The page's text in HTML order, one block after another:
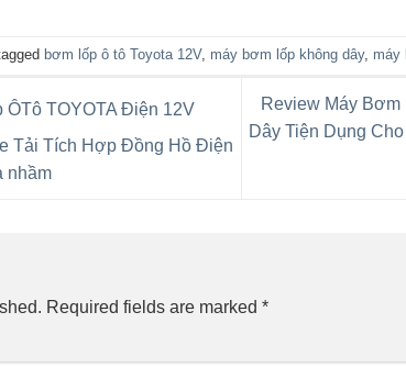
bơm lốp ô tô Toyota 12V, máy bơm lốp không dây, máy
TOYOTA Điện 12V
Tải Tích Hợp Đồng Hồ Điện
nhầm
Review Máy
Dây Tiện Dụng
Required fields are marked *